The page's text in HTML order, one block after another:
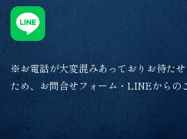
※お電話が大変混みあっておりお待た
ため、お問合せフォーム・LINEからの